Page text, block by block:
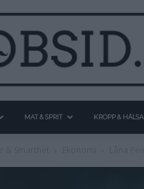
MAT & SPRIT KROPP & HÄLSA